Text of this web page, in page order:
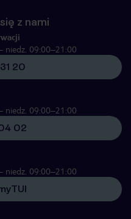
z nami
niedz. 09:00–21:00
20
niedz. 09:00–21:00
02
niedz. 09:00–21:00